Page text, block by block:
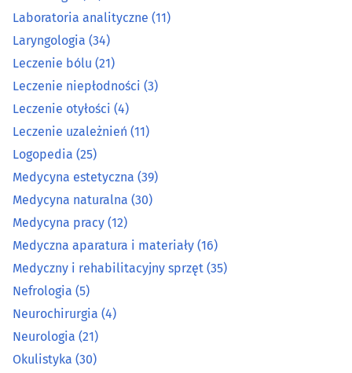
Laryngologia (34)
Leczenie bólu (21)
Leczenie niepłodności
Leczenie otyłości
Leczenie uzależnień (11)
Logopedia (25)
Medycyna estetyczna(39)
Medycyna naturalna
Medycyna pracy
Laboratoria analityczne (11)
Laryngologia (34)
Leczenie bólu (21)
Leczenie niepłodności (3)
Leczenie otyłości (4)
Leczenie uzależnień (11)
Logopedia (25)
Medycyna estetyczna (39)
Medycyna naturalna (30)
Medycyna pracy (12)
Medyczna aparatura i materiały (16)
Medyczny i rehabilitacyjny sprzęt (35)
Nefrologia (5)
Neurochirurgia (4)
Neurologia (21)
Okulistyka (30)